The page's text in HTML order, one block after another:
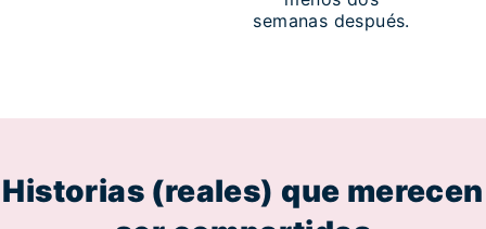
semanas después.
Historias (reales) que merecen